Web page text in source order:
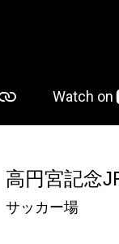
高円宮記念
サッカー場